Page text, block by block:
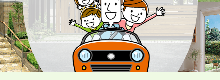
エクステリア事例
その他事例
会社案内
スタッフ紹介